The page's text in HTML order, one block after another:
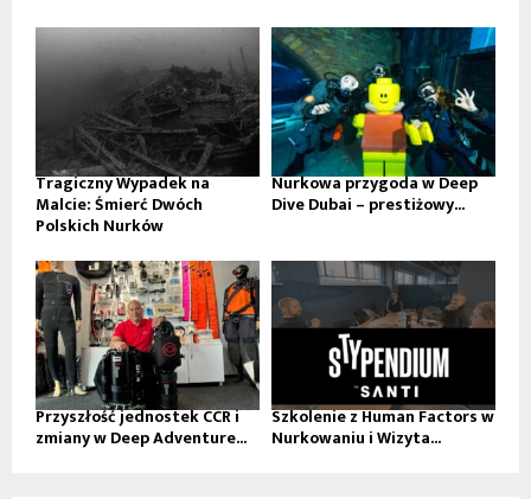
Tragiczny Wypadek na
Malcie: Śmierć Dwóch
Polskich Nurków
Nurkowa przygoda w Deep
Dive Dubai – prestiżowy...
Przyszłość jednostek CCR i
zmiany w Deep Adventure...
Szkolenie z Human Factors w
Nurkowaniu i Wizyta...